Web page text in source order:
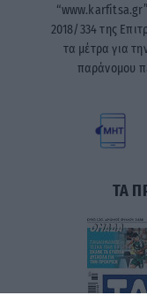
2018/334 της
τα μέτρα για
παράνομου
ΤΑ